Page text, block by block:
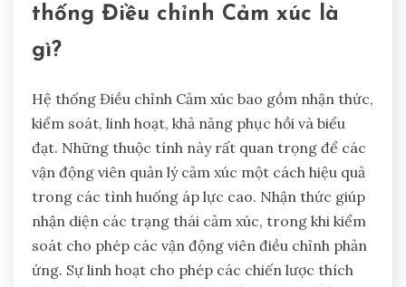
thống Điều chỉnh Cảm xúc là
gì?
Hệ thống Điều chỉnh Cảm xúc bao gồm nhận thức,
kiểm soát, linh hoạt, khả năng phục hồi và biểu
đạt. Những thuộc tính này rất quan trọng để các
vận động viên quản lý cảm xúc một cách hiệu quả
trong các tình huống áp lực cao. Nhận thức giúp
nhận diện các trạng thái cảm xúc, trong khi kiểm
soát cho phép các vận động viên điều chỉnh phản
ứng. Sự linh hoạt cho phép các chiến lược thích